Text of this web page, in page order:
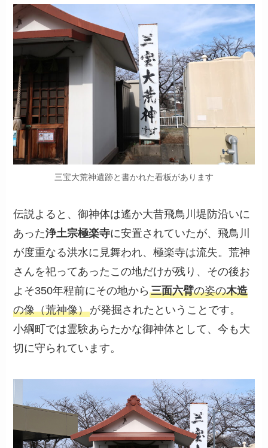
三宝大荒神遺跡と書かれた看板があります
伝説よると、御神体は遙か大昔飛鳥川堤防沿いに
あった浄土宗極楽寺に安置されていたが、飛鳥川
が度重なる洪水に見舞われ、極楽寺は流失。荒神
さんを祀ってあったこの地だけが残り、その後お
よそ350年程前にその地から三面六臂の姿の木造
の像（荒神像）が発掘されたということです。
小綱町では霊験あらたかな御神体として、今も大
切に守られています。